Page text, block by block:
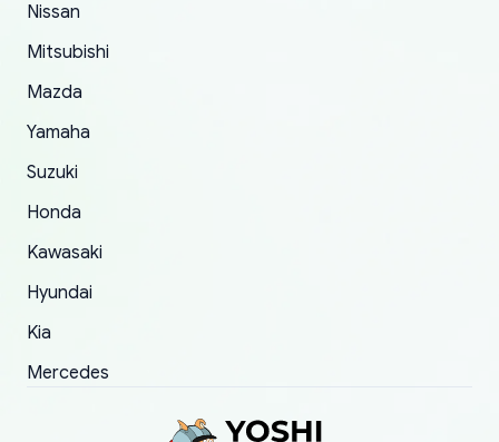
order.
Nissan
Mitsubishi
Mazda
Yamaha
Suzuki
Honda
Kawasaki
Hyundai
Kia
Mercedes